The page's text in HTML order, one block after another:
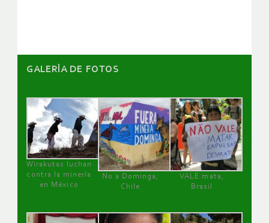
GALERÌA DE FOTOS
Wirakutas luchan
contra la minería
en México
No a Dominga,
Chile
VALE mata,
Brasil